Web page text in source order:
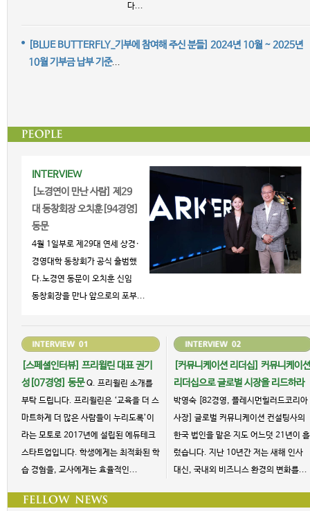
다...
[BLUE BUTTERFLY_기부에 참여해 주신 분들] 2024년 10월 ~ 2025년
10월 기부금 납부 기준...
INTERVIEW
[노경연이 만난 사람] 제29
대 동창회장 오치훈[94경영]
동문
4월 1일부로 제29대 연세 상경·
경영대학 동창회가 공식 출범했
다.노경연 동문이 오치훈 신임
동창회장을 만나 앞으로의 포부...
[스페셜인터뷰] 프리윌린 대표 권기
성[07경영] 동문Q. 프리윌린 소개를
부탁 드립니다. 프리윌린은 ‘교육을 더 스
마트하게 더 많은 사람들이 누리도록’이
라는 모토로 2017년에 설립된 에듀테크
스타트업입니다. 학생에게는 최적화된 학
습 경험을, 교사에게는 효율적인...
[커뮤니케이션 리더십] 커뮤니케이션
리더십으로 글로벌 시장을 리드하라
박영숙 [82경영, 플레시먼힐러드코리아
사장] 글로벌 커뮤니케이션 컨설팅사의
한국 법인을 맡은 지도 어느덧 21년이 흘
렀습니다. 지난 10년간 저는 새해 인사
대신, 국내외 비즈니스 환경의 변화를...